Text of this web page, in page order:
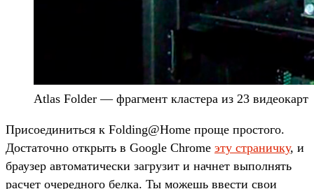
Atlas Folder — фрагмент кластера из 23 видеокарт
Присоединиться к Folding@Home проще простого.
Достаточно открыть в Google Chrome эту страничку, и
браузер автоматически загрузит и начнет выполнять
расчет очередного белка. Ты можешь ввести свои